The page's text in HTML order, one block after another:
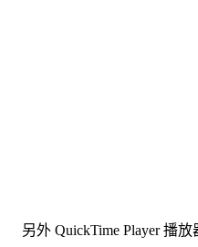
另外 QuickTime Player 播